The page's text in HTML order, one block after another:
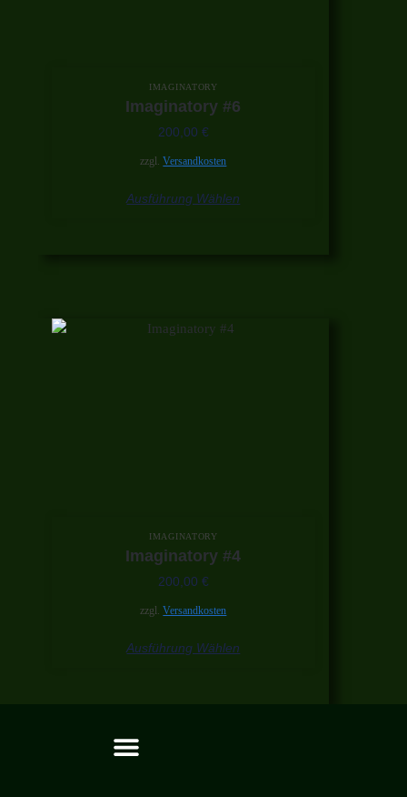
IMAGINATORY
Imaginatory #6
200,00 €
zzgl.Versandkosten
Ausführung Wählen
IMAGINATORY
Imaginatory #4
200,00 €
zzgl.Versandkosten
Ausführung Wählen